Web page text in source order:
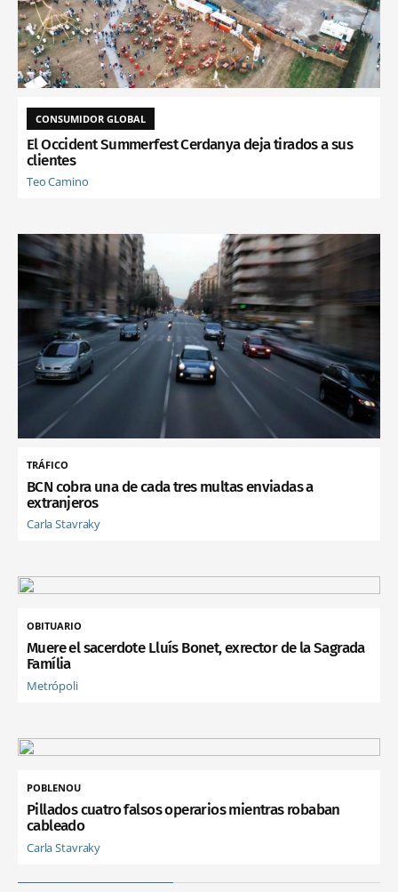
CONSUMIDOR GLOBAL
El Occident Summerfest Cerdanya deja tirados a sus
clientes
Teo Camino
TRÁFICO
BCN cobra una de cada tres multas enviadas a
extranjeros
Carla Stavraky
OBITUARIO
Muere el sacerdote Lluís Bonet, exrector de la Sagrada
Família
Metrópoli
POBLENOU
Pillados cuatro falsos operarios mientras robaban
cableado
Carla Stavraky